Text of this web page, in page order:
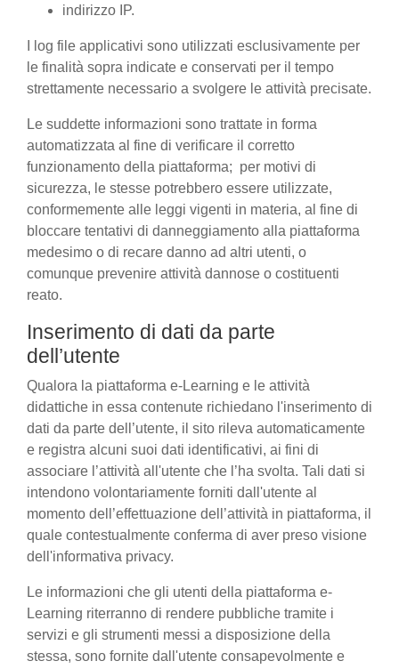
indirizzo IP.
I log file applicativi sono utilizzati esclusivamente per
le finalità sopra indicate e conservati per il tempo
strettamente necessario a svolgere le attività precisate.
Le suddette informazioni sono trattate in forma
automatizzata al fine di verificare il corretto
funzionamento della piattaforma; per motivi di
sicurezza, le stesse potrebbero essere utilizzate,
conformemente alle leggi vigenti in materia, al fine di
bloccare tentativi di danneggiamento alla piattaforma
medesimo o di recare danno ad altri utenti, o
comunque prevenire attività dannose o costituenti
reato.
Inserimento di dati da parte
dell’utente
Qualora la piattaforma e-Learning e le attività
didattiche in essa contenute richiedano l'inserimento di
dati da parte dell’utente, il sito rileva automaticamente
e registra alcuni suoi dati identificativi, ai fini di
associare l’attività all'utente che l’ha svolta. Tali dati si
intendono volontariamente forniti dall'utente al
momento dell’effettuazione dell’attività in piattaforma, il
quale contestualmente conferma di aver preso visione
dell'informativa privacy.
Le informazioni che gli utenti della piattaforma e-
Learning riterranno di rendere pubbliche tramite i
servizi e gli strumenti messi a disposizione della
stessa, sono fornite dall'utente consapevolmente e